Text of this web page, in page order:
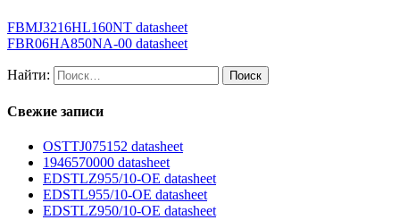
FBMJ3216HL160NT datasheet
FBR06HA850NA-00 datasheet
Найти:
Свежие записи
OSTTJ075152 datasheet
1946570000 datasheet
EDSTLZ955/10-OE datasheet
EDSTL955/10-OE datasheet
EDSTLZ950/10-OE datasheet